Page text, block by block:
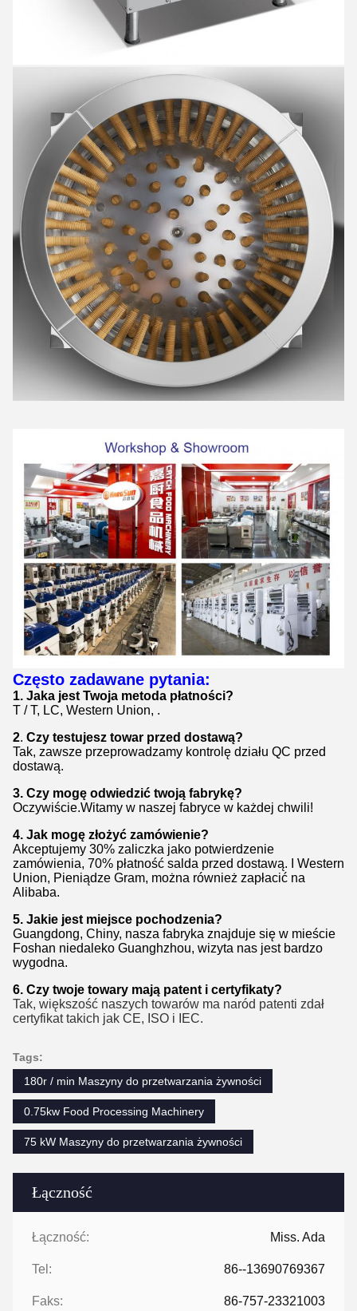
Łączność
Łączność: Miss. Ada
Tel: 86--13690769367
Faks: 86-757-23321003
Często zadawane pytania:
1. Jaka jest Twoja metoda płatności?
T / T, LC, Western Union, .
2. Czy testujesz towar przed dostawą?
Tak, zawsze przeprowadzamy kontrolę działu QC przed
dostawą.
3. Czy mogę odwiedzić twoją fabrykę?
Oczywiście.Witamy w naszej fabryce w każdej chwili!
4. Jak mogę złożyć zamówienie?
Akceptujemy 30% zaliczka jako potwierdzenie
zamówienia, 70% płatność salda przed dostawą.
Western
Union, Pieniądze Gram, można również zapłacić na
Alibaba.
5. Jakie jest miejsce pochodzenia?
Guangdong, Chiny, nasza fabryka znajduje się w mieście
Foshan niedaleko Guanghzhou, wizyta nas jest bardzo
wygodna.
6. Czy twoje towary mają patent i certyfikaty?
Tak, większość naszych towarów ma naród patenti zdał
certyfikat takich jak CE, ISO i IEC.
Tags:
180r / min Maszyny do przetwarzania żywności
0.75kw Food Processing Machinery
75 kW Maszyny do przetwarzania żywności